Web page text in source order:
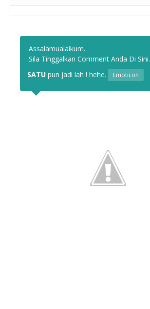
.Assalamualaikum.
.Sila Tinggalkan Comment Anda Di Sini.
SATU pun jadi lah ! hehe. Emoticon